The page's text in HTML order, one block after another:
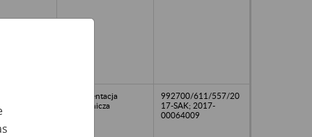
Dokumentacja
pracownicza
992700/611/557/20
17-SAK; 2017-
00064009